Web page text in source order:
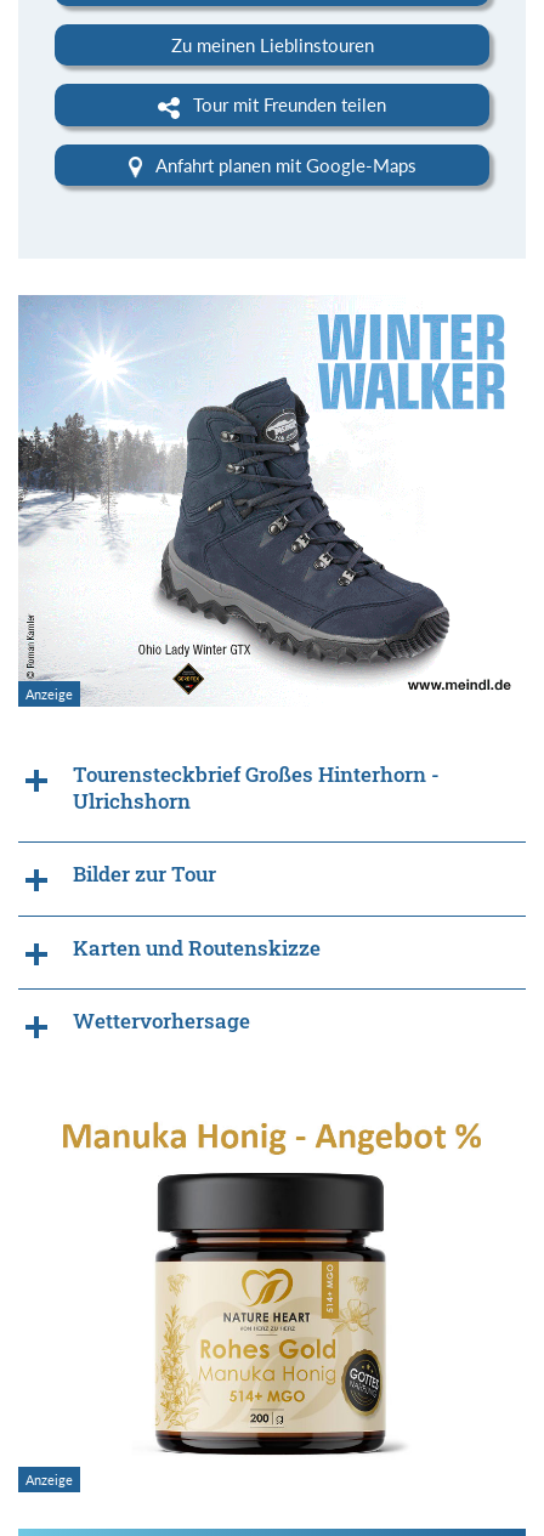
Zu meinen Lieblinstouren
Tour mit Freunden teilen
Anfahrt planen mit Google-Maps
Tourensteckbrief Großes Hinterhorn -
Ulrichshorn
Bilder zur Tour
Karten und Routenskizze
Wettervorhersage